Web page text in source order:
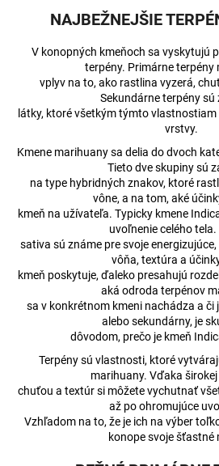
NAJBEŽNEJŠIE
V konopných kmeňoch sa vyskytujú
terpény. Primárne terpény
vplyv na to, ako rastlina vyzerá,
Sekundárne terpény sú
látky, ktoré všetkým týmto
vrstvy.
Kmene marihuany sa delia do dvoch
Tieto dve skupiny sú
na type hybridných znakov, ktoré
vône, a na tom, aké
kmeň na užívateľa. Typicky kmene
uvoľnenie celého tela.
sativa sú známe pre svoje
vôňa, textúra a
kmeň poskytuje, ďaleko presahujú
aká odroda terpénov
sa v konkrétnom kmeni nachádza a
alebo sekundárny, je
dôvodom, prečo je kmeň
Terpény sú vlastnosti, ktoré
marihuany. Vďaka
chuťou a textúr si môžete vychutnať
až po ohromujúce
Vzhľadom na to, že je ich na výber
konope svoje šťastné